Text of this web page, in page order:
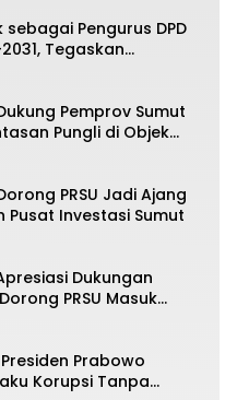
sebagai Pengurus DPD
Tegaskan
Toleransi dan
Pemprov Sumut
Pungli di Objek
PRSU Jadi Ajang
Investasi Sumut
Dukungan
PRSU Masuk
Presiden Prabowo
Korupsi Tanpa